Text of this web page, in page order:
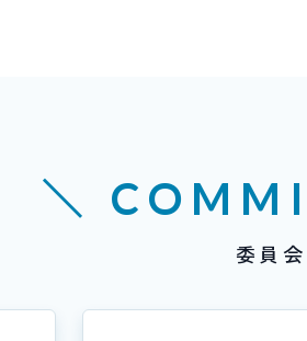
＼
委員